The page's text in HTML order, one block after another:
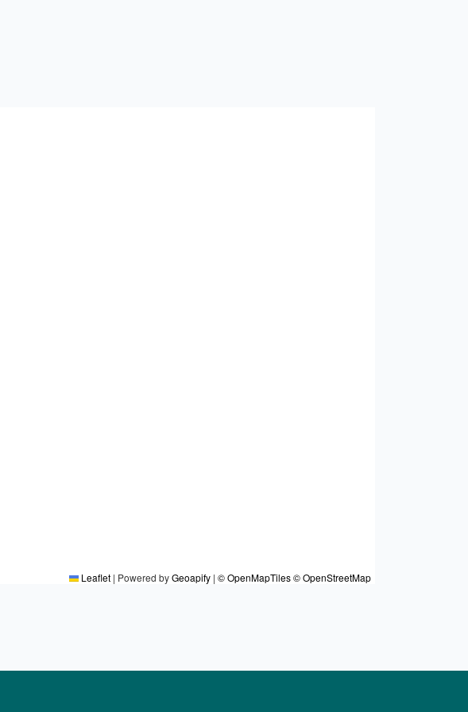
Leaflet | Powered byGeoapify | © OpenMapTiles© OpenStreetMap